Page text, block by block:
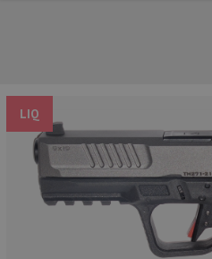
LIQ
NOS PRINCIPALES MARQUES